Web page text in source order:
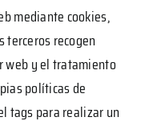
mediante cookies,
terceros recogen
web y el tratamiento
políticas de
tags para realizar un